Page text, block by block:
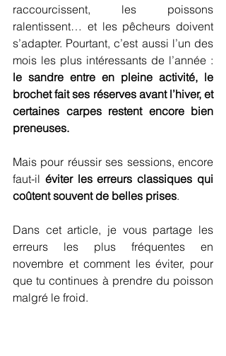
raccourcissent, les poissons
ralentissent… et les pêcheurs doivent
s’adapter. Pourtant, c’est aussi l’un des
le sandre entre en pleine activité, le
brochet fait ses réserves avant l’hiver, et
certaines carpes restent encore bien
preneuses.
Mais pour réussir ses sessions, encore
faut-il éviter les erreurs classiques qui
coûtent souvent de belles prises.
Dans cet article, je vous partage les
erreurs les plus fréquentes en
novembre et comment les éviter, pour
que tu continues à prendre du poisson
malgré le froid.